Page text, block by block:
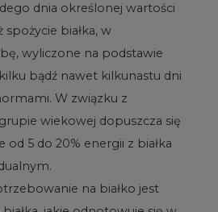
dnia określonej wartości
spożycie białka, w
wyliczone na podstawie
bądź nawet kilkunastu dni
W związku z
wiekowej dopuszcza się
od 5 do 20% energii z białka
na białko jest